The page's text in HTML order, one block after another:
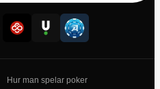
Hur man spelar poker